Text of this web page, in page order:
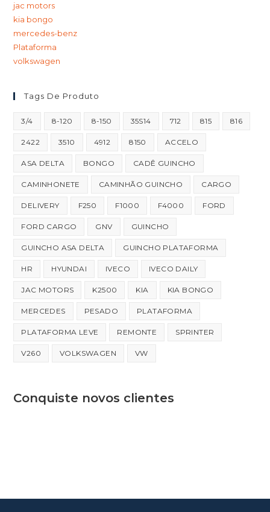
jac motors
kia bongo
mercedes-benz
Plataforma
volkswagen
Tags De Produto
3/4 8-120 8-150 35S14 712 815 816
2422 3510 4912 8150 ACCELO
ASA DELTA BONGO CADÊ GUINCHO
CAMINHONETE CAMINHÃO GUINCHO CARGO
DELIVERY F250 F1000 F4000 FORD
FORD CARGO GNV GUINCHO
GUINCHO ASA DELTA GUINCHO PLATAFORMA
HR HYUNDAI IVECO IVECO DAILY
JAC MOTORS K2500 KIA KIA BONGO
MERCEDES PESADO PLATAFORMA
PLATAFORMA LEVE REMONTE SPRINTER
V260 VOLKSWAGEN VW
Conquiste novos clientes